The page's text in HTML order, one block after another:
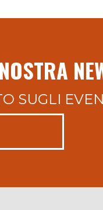
SUGLI